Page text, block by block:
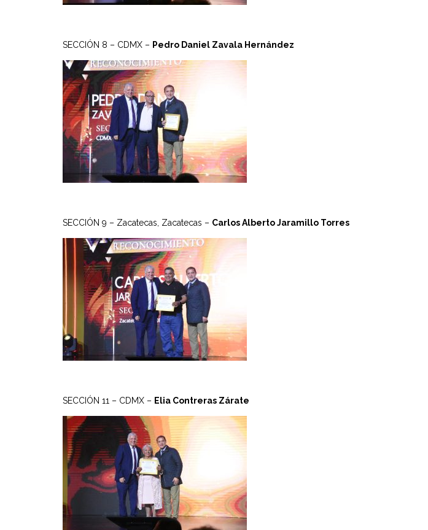
SECCIÓN 8 – CDMX – Pedro Daniel Zavala Hernández
SECCIÓN 9 – Zacatecas, Zacatecas – Carlos Alberto Jaramillo Torres
SECCIÓN 11 – CDMX – Elia Contreras Zárate